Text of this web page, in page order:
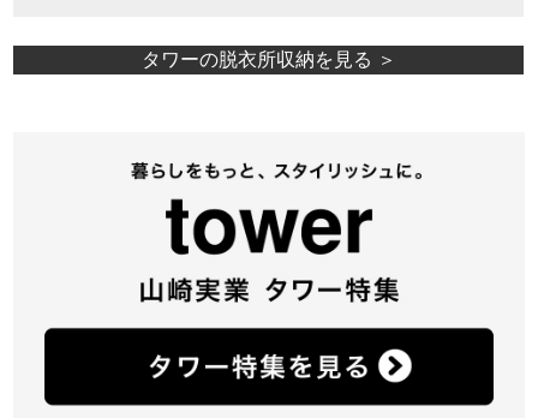
タワーの脱衣所収納を見る ＞